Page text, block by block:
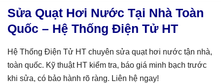
Sửa Quạt Hơi Nước Tại Nhà Toàn
Quốc – Hệ Thống Điện Tử HT
Hệ Thống Điện Tử HT chuyên sửa quạt hơi nước tận nhà,
toàn quốc. Kỹ thuật HT kiểm tra, báo giá minh bạch trước
khi sửa, có bảo hành rõ ràng. Liên hệ ngay!